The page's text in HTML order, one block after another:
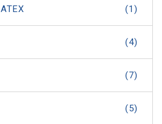
(1)
(4)
(7)
(5)